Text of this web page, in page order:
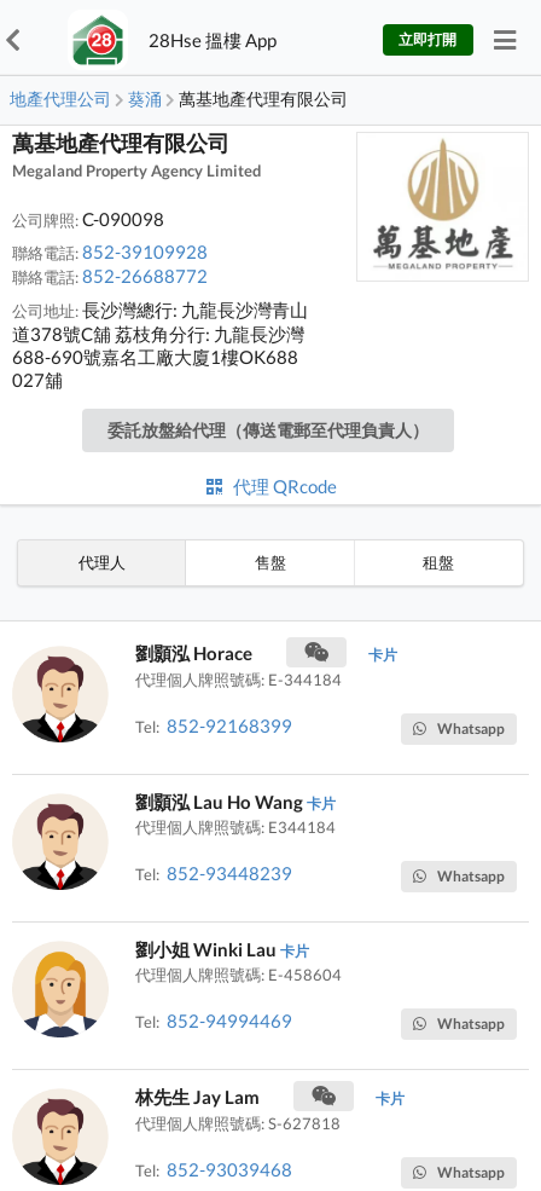
28Hse 搵樓 App 立即打開
地產代理公司 葵涌 萬基地產代理有限公司
萬基地產代理有限公司
Megaland Property Agency Limited
公司牌照:C-090098
聯絡電話: 852-39109928
聯絡電話: 852-26688772
公司地址:長沙灣總行: 九龍長沙灣青山
道378號C舖 荔枝角分行: 九龍長沙灣
688-690號嘉名工廠大廈1樓OK688
027舖
委託放盤給代理（傳送電郵至代理負責人）
代理 QRcode
代理人 售盤 租盤
劉顥泓 Horace 卡片
代理個人牌照號碼: E-344184
Tel: 852-92168399 Whatsapp
劉顥泓 Lau Ho Wang卡片
代理個人牌照號碼: E344184
Tel: 852-93448239 Whatsapp
劉小姐 Winki Lau卡片
代理個人牌照號碼: E-458604
Tel: 852-94994469 Whatsapp
林先生 Jay Lam 卡片
代理個人牌照號碼: S-627818
Tel: 852-93039468 Whatsapp